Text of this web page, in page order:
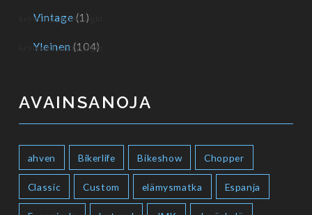
Vintage (1)
Yleinen (104)
AVAINSANOJA
ahven Bikerlife Bikeshow Chopper
Classic Custom elämysmatka Espanja